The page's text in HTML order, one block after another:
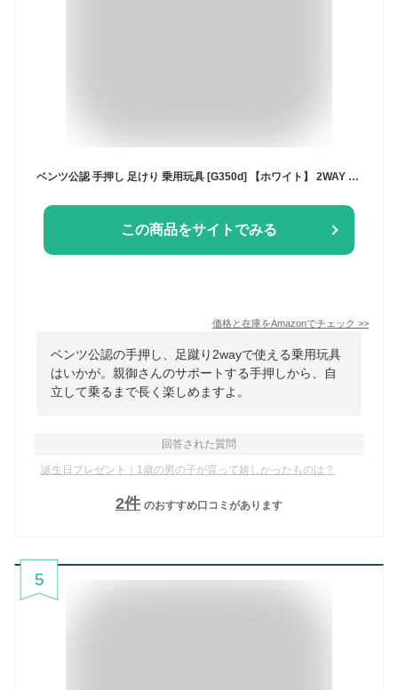
この商品をサイトでみる
価格と在庫をAmazonでチェック >>
ベンツ公認の手押し、足蹴り2wayで使える乗用玩具
はいかが。親御さんのサポートする手押しから、自
立して乗るまで長く楽しめますよ。
回答された質問
誕生日プレゼント｜1歳の男の子が貰って嬉しかったものは？
2件 のおすすめ口コミがあります
5